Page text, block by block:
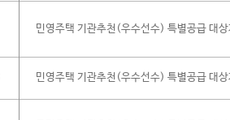
민영주택 기관추천(우수선수) 특별공급 대
민영주택 기관추천(우수선수) 특별공급 대